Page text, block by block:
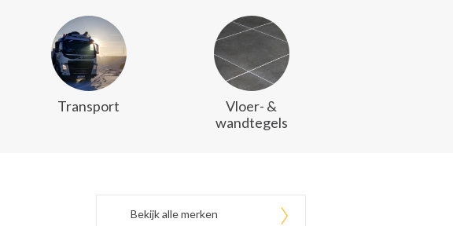
Transport
Vloer- &
wandtegels
Bekijk alle merken